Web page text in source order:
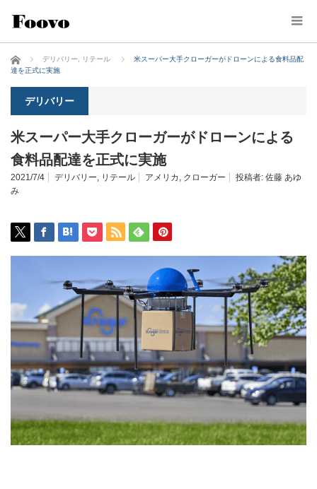
ホーム デリバリー リテール
米スーパー大手クローガーがドローンによる食料品配
達を正式に実施
デリバリー
米スーパー大手クローガーがドローンによる
食料品配達を正式に実施
2021/7/4 デリバリー, リテール アメリカ , クローガー 投稿者: 佐藤 あゆ
み